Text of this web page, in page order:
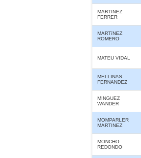
MARTINEZ
FERRER
MARTíNEZ
ROMERO
MATEU VIDAL
MELLINAS
FERNANDEZ
MINGUEZ
WANDER
MOMPARLER
MARTINEZ
MONCHO
REDONDO